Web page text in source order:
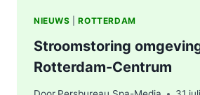
NIEUWS |ROTTERDAM
Stroomstoring
Rotterdam-Centrum